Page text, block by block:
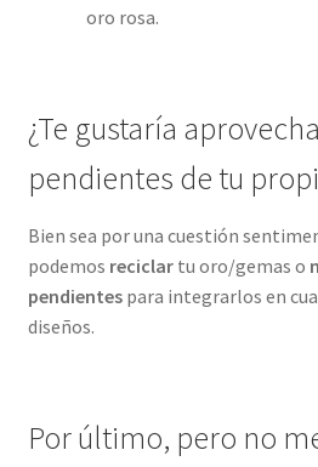
oro rosa.
¿Te gustaría
pendientes de tu
Bien sea por una cuestión
podemos reciclartu oro/gemas o
pendientespara integrarlos en
diseños.
Por último, pero no